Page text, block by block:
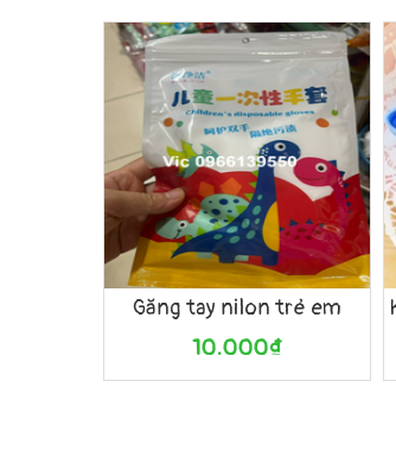
Găng tay nilon trẻ em
10.000₫
Mua hàng Xem nhanh